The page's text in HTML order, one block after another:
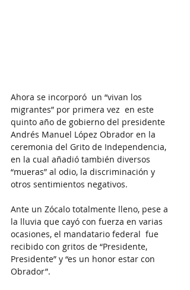
Ahora se incorporó  un “vivan los
migrantes” por primera vez  en este
quinto año de gobierno del presidente
Andrés Manuel López Obrador en la
ceremonia del Grito de Independencia,
en la cual añadió también diversos
“mueras” al odio, la discriminación y
otros sentimientos negativos.
Ante un Zócalo totalmente lleno, pese a
la lluvia que cayó con fuerza en varias
ocasiones, el mandatario federal  fue
recibido con gritos de “Presidente,
Presidente” y “es un honor estar con
Obrador”.